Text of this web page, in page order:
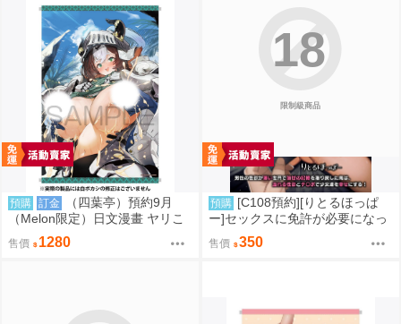
預購 訂金
（四葉亭）預約9月
（Melon限定）日文漫畫 ヤリこ
みファンタジア ～異文化交配記
～ 特典：B2掛軸 Croriin
售價 1280
限制級商品
18
預購 [C108預約][りとるほっぱ
ー]セックスに免許が必要になっ
た世界2 同人誌id=3790265
售價 350